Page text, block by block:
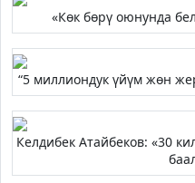
«Көк бөрү оюнунда
“5 миллиондук үйүм жөн
Келдибек Атайбеков: «30